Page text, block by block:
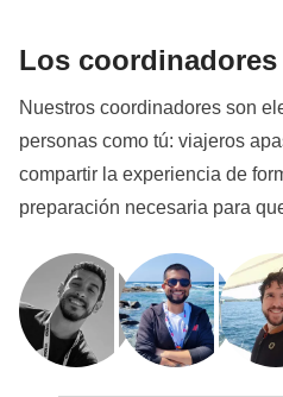
Los coordinadores
Nuestros coordinadores son
personas como tú: viajeros
compartir la experiencia de
preparación necesaria para